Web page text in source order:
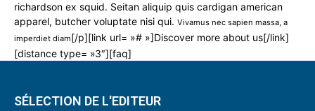
richardson ex squid. Seitan aliquip quis cardigan american
apparel, butcher voluptate nisi qui. Vivamus nec sapien massa, a
imperdiet diam[/p][link url= »# »]Discover more about us[/link]
[distance type= »3″][faq]
SÉLECTION DE L'EDITEUR